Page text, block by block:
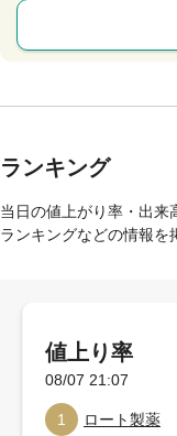
ランキング
当日の値上がり率・出来
ランキングなどの情報を